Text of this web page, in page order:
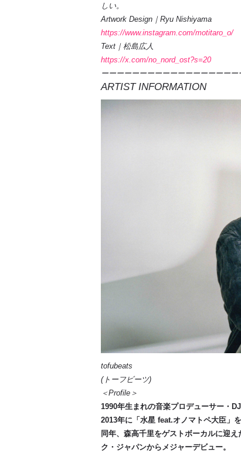
しい。
Artwork Design｜Ryu Nishiyama
https://www.instagram.com/motitaro_o/
Text｜松島広人
https://x.com/no_nord_ost?s=20
ーーーーーーーーーーーーーーーーー
ARTIST INFORMATION
tofubeats
(トーフビーツ)
＜Profile＞
1990年生まれの音楽プロデューサー・
2013年に「水星 feat.オノマトペ大臣」
同年、森高千里をゲストボーカルに迎
ク・ジャパンからメジャーデビュー。